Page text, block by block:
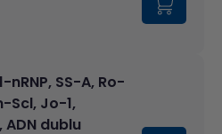
nRNP, SS-A, Ro-
Scl, Jo-1,
ADN dublu